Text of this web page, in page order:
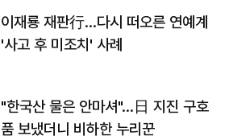
이재룡 재판行…다시 떠오른 연예계
'사고 후 미조치' 사례
"한국산 물은 안마셔"…日 지진 구호
품 보냈더니 비하한 누리꾼